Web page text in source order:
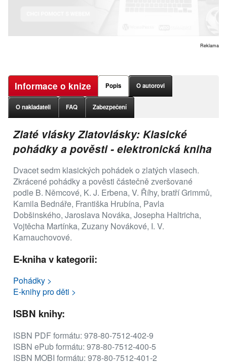
Reklama
Informace o knize Popis O autorovi
O nakladateli FAQ Zabezpečení
Zlaté vlásky Zlatovlásky: Klasické
pohádky a pověsti - elektronická kniha
Dvacet sedm klasických pohádek o zlatých vlasech.
Zkrácené pohádky a pověsti částečně zveršované
podle B. Němcové, K. J. Erbena, V. Říhy, bratří Grimmů,
Kamila Bednáře, Františka Hrubína, Pavla
Dobšinského, Jaroslava Nováka, Josepha Haltricha,
Vojtěcha Martínka, Zuzany Novákové, I. V.
Karnauchovové.
E-kniha v kategorii:
Pohádky >
E-knihy pro děti >
ISBN knihy:
ISBN PDF formátu: 978-80-7512-402-9
ISBN ePub formátu: 978-80-7512-400-5
ISBN MOBI formátu: 978-80-7512-401-2